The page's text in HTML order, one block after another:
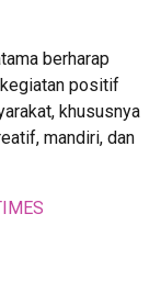
berharap
positif
khususnya
mandiri, dan